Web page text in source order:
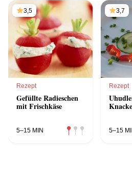
3,5
Rezept
Gefüllte Radieschen
mit Frischkäse
5–15 MIN
3,7
Rezept
5–15